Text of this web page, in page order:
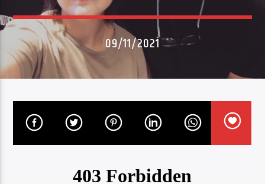
09/11/2021